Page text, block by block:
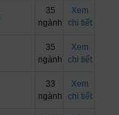
35
ngành
Xem
chi tiết
35
ngành
Xem
chi tiết
33
ngành
Xem
chi tiết